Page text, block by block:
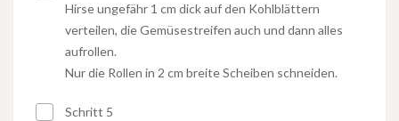
Hirse ungefähr 1 cm dick auf den Kohlblättern
verteilen, die Gemüsestreifen auch und dann alles
aufrollen.
Nur die Rollen in 2 cm breite Scheiben schneiden.
Schritt 5